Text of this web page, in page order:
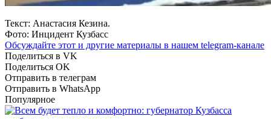
Текст: Анастасия Кезина.
Фото: Инцидент Кузбасс
Обсуждайте этот и другие материалы в нашем telegram-канале
Поделиться в VK
Поделиться OK
Отправить в телеграм
Отправить в WhatsApp
Популярное